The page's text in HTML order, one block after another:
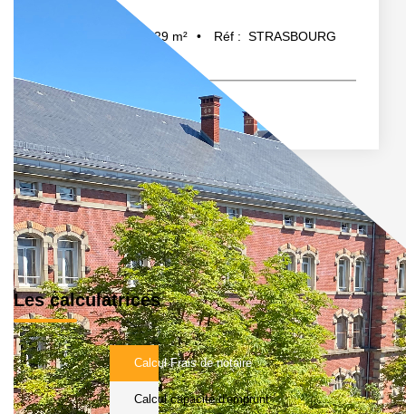
29 m² Réf : STRASBOURG
Les calculatrices
Calcul Frais de notaire
Calcul capacité d'emprunt